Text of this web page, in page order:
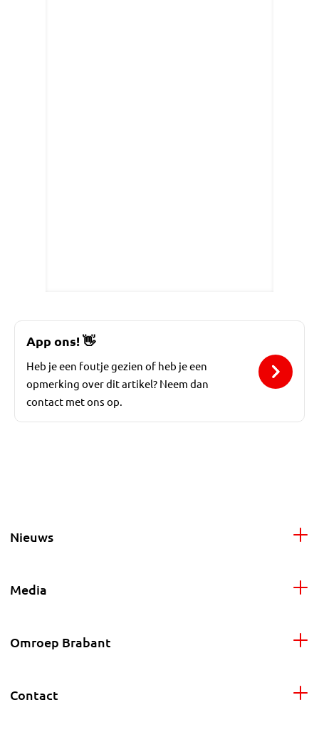
App ons!👋
Heb je een foutje gezien of heb je een
opmerking over dit artikel? Neem dan
contact met ons op.
Nieuws
Media
Omroep Brabant
Contact